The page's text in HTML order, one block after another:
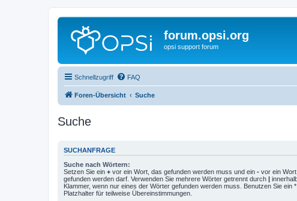
forum.opsi.org
opsi support forum
Schnellzugriff FAQ
Foren-Übersicht Suche
Suche
SUCHANFRAGE
Suche nach Wörtern:
Setzen Sie ein + vor ein Wort, das gefunden werden muss und ein - vor ein
gefunden werden darf. Verwenden Sie mehrere Wörter getrennt durch |
Klammer, wenn nur eines der Wörter gefunden werden muss. Benutzen Sie ein
Platzhalter für teilweise Übereinstimmungen.